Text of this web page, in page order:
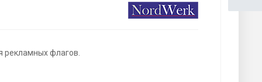
рекламных флагов.